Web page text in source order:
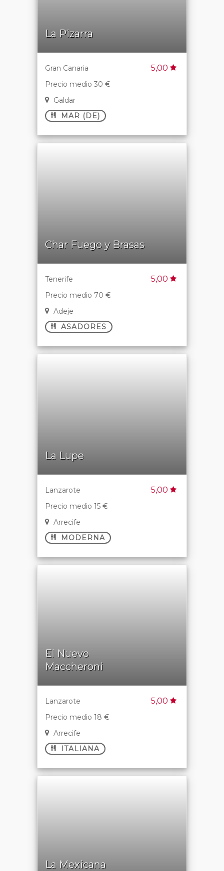
La Pizarra
Gran Canaria 5,00
Precio medio 30 €
Galdar
MAR (DE)
Char Fuego y Brasas
Tenerife 5,00
Precio medio 70 €
Adeje
ASADORES
La Lupe
Lanzarote 5,00
Precio medio 15 €
Arrecife
MODERNA
El Nuevo
Maccheroni
Lanzarote 5,00
Precio medio 18 €
Arrecife
ITALIANA
La Mexicana